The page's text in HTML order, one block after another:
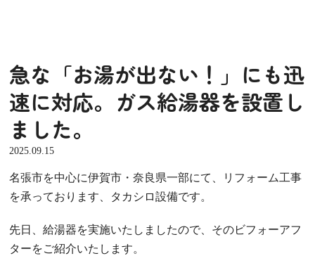
急な「お湯が出ない！」にも迅
速に対応。ガス給湯器を設置し
ました。
2025.09.15
名張市を中心に伊賀市・奈良県一部にて、リフォーム工事
を承っております、タカシロ設備です。
先日、給湯器を実施いたしましたので、そのビフォーアフ
ターをご紹介いたします。